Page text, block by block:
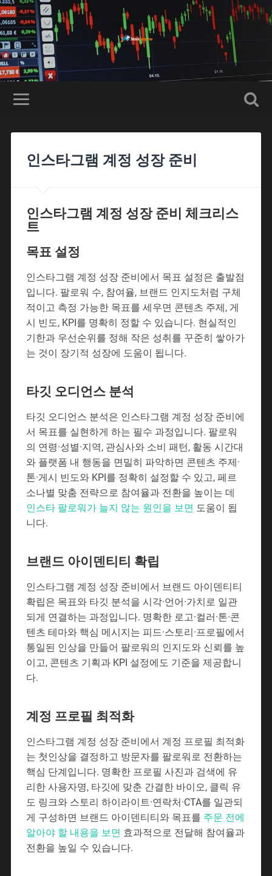
인스타그램 계정 성장 준비
인스타그램 계정 성장 준비 체크리스
트
목표 설정
인스타그램 계정 성장 준비에서 목표 설정은 출발점
입니다. 팔로워 수, 참여율, 브랜드 인지도처럼 구체
적이고 측정 가능한 목표를 세우면 콘텐츠 주제, 게
시 빈도, KPI를 명확히 정할 수 있습니다. 현실적인
기한과 우선순위를 정해 작은 성취를 꾸준히 쌓아가
는 것이 장기적 성장에 도움이 됩니다.
타깃 오디언스 분석
타깃 오디언스 분석은 인스타그램 계정 성장 준비에
서 목표를 실현하게 하는 필수 과정입니다. 팔로워
의 연령·성별·지역, 관심사와 소비 패턴, 활동 시간대
와 플랫폼 내 행동을 면밀히 파악하면 콘텐츠 주제·
톤·게시 빈도와 KPI를 정확히 설정할 수 있고, 페르
소나별 맞춤 전략으로 참여율과 전환을 높이는 데
인스타 팔로워가 늘지 않는 원인을 보면 도움이 됩
니다.
브랜드 아이덴티티 확립
인스타그램 계정 성장 준비에서 브랜드 아이덴티티
확립은 목표와 타깃 분석을 시각·언어·가치로 일관
되게 연결하는 과정입니다. 명확한 로고·컬러·톤·콘
텐츠 테마와 핵심 메시지는 피드·스토리·프로필에서
통일된 인상을 만들어 팔로워의 인지도와 신뢰를 높
이고, 콘텐츠 기획과 KPI 설정에도 기준을 제공합니
다.
계정 프로필 최적화
인스타그램 계정 성장 준비에서 계정 프로필 최적화
는 첫인상을 결정하고 방문자를 팔로워로 전환하는
핵심 단계입니다. 명확한 프로필 사진과 검색에 유
리한 사용자명, 타깃에 맞춘 간결한 바이오, 클릭 유
도 링크와 스토리 하이라이트·연락처·CTA를 일관되
게 구성하면 브랜드 아이덴티티와 목표를 주문 전에
알아야 할 내용을 보면 효과적으로 전달해 참여율과
전환을 높일 수 있습니다.